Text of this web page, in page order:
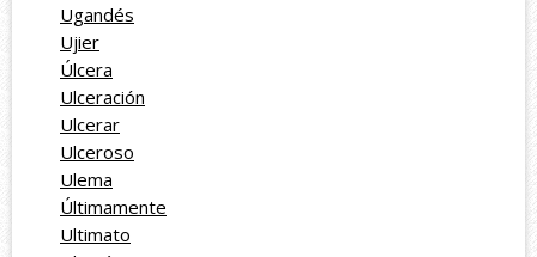
Ugandés
Ujier
Úlcera
Ulceración
Ulcerar
Ulceroso
Ulema
Últimamente
Ultimato